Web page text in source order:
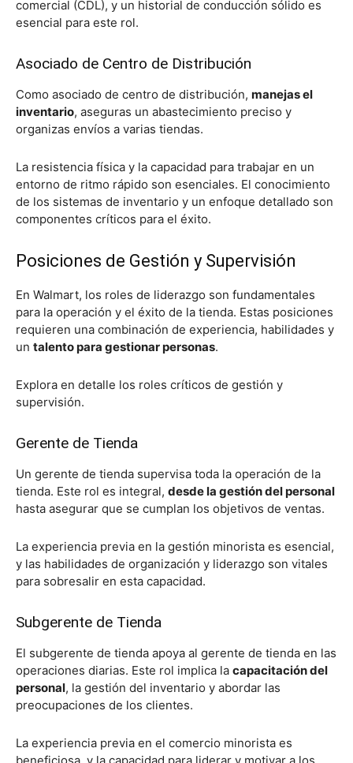
comercial (CDL), y un historial de conducción sólido es
esencial para este rol.
Asociado de Centro de Distribución
Como asociado de centro de distribución, manejas el
inventario, aseguras un abastecimiento preciso y
organizas envíos a varias tiendas.
La resistencia física y la capacidad para trabajar en un
entorno de ritmo rápido son esenciales. El conocimiento
de los sistemas de inventario y un enfoque detallado son
componentes críticos para el éxito.
Posiciones de Gestión y Supervisión
En Walmart, los roles de liderazgo son fundamentales
para la operación y el éxito de la tienda. Estas posiciones
requieren una combinación de experiencia, habilidades y
un talento para gestionar personas.
Explora en detalle los roles críticos de gestión y
supervisión.
Gerente de Tienda
Un gerente de tienda supervisa toda la operación de la
tienda. Este rol es integral, desde la gestión del personal
hasta asegurar que se cumplan los objetivos de ventas.
La experiencia previa en la gestión minorista es esencial,
y las habilidades de organización y liderazgo son vitales
para sobresalir en esta capacidad.
Subgerente de Tienda
El subgerente de tienda apoya al gerente de tienda en las
operaciones diarias. Este rol implica la capacitación del
personal, la gestión del inventario y abordar las
preocupaciones de los clientes.
La experiencia previa en el comercio minorista es